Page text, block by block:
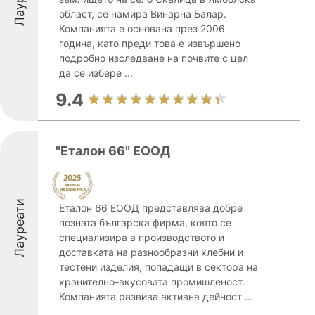
област, се намира Винарна Балар.
Компанията е основана през 2006
година, като преди това е извършено
подробно изследване на почвите с цел
да се избере ...
9.4
Лауреати
"Еталон 66" ЕООД
Еталон 66 ЕООД представлява добре
позната българска фирма, която се
специализира в производството и
доставката на разнообразни хлебни и
тестени изделия, попадащи в сектора на
хранително-вкусовата промишленост.
Компанията развива активна дейност ...